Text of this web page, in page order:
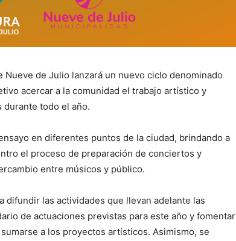
de Julio lanzará un nuevo ciclo denominado
acercar a la comunidad el trabajo artístico y
todo el año.
en diferentes puntos de la ciudad, brindando a
el proceso de preparación de conciertos y
entre músicos y público.
difundir las actividades que llevan adelante las
de actuaciones previstas para este año y fomentar
a los proyectos artísticos. Asimismo, se